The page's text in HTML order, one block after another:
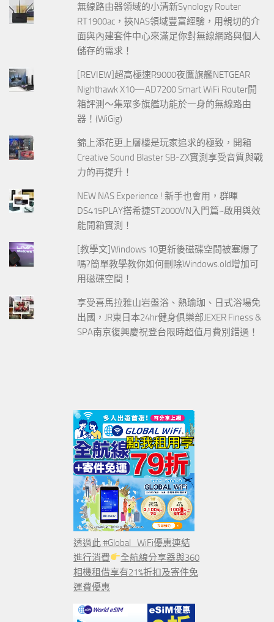
無線路由器領域的小清新Synology Router
RT1900ac，挾NAS領域豐富經驗，用親切的介
面與內建套件中心來滿足你對無線網路與個人
儲存的需求！
[REVIEW]超高極速R9000夜鷹旗艦NETGEAR
Nighthawk X10—AD7200 Smart WiFi Router開
箱評測～集眾多旗艦功能於一身的無線路由
器！(WiGig)
錦上添花更上層樓是玩家追求的極致，開箱
Creative Sound Blaster SB-ZX實測享受音質與戰
力的再提升！
NEW NAS Experience ! 新手也會用，群暉
DS415PLAY搭希捷ST2000VN入門篇~啟用與效
能開箱實測！
[教學文]Windows 10更新後磁碟空間被塞爆了
嗎?簡單教學教你如何刪除Windows.old增加可
用磁碟空間！
享受喜馬拉雅山岩盤浴、熱瑜珈、日式浴場免
出國，JR東日本24hr健身俱樂部JEXER Finess &
SPA南京復興慶祝登台限時超值月費別錯過！
透過此 #Global_WiFi優惠連結
進行消費
全航線分享器與360
相機租借享有21%折扣及寄件免
運費優惠